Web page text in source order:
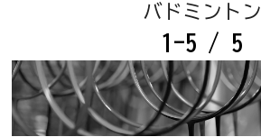
バドミントン
1-5 / 5